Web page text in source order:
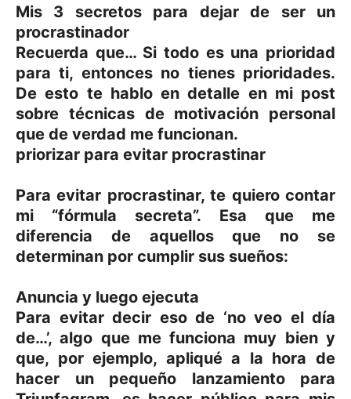
Mis 3 secretos para dejar de ser un
procrastinador
Recuerda que… Si todo es una prioridad
para ti, entonces no tienes prioridades.
De esto te hablo en detalle en mi post
sobre técnicas de motivación personal
que de verdad me funcionan.
priorizar para evitar procrastinar
Para evitar procrastinar, te quiero contar
mi “fórmula secreta”. Esa que me
diferencia de aquellos que no se
determinan por cumplir sus sueños:
Anuncia y luego ejecuta
Para evitar decir eso de ‘no veo el día
de…’, algo que me funciona muy bien y
que, por ejemplo, apliqué a la hora de
hacer un pequeño lanzamiento para